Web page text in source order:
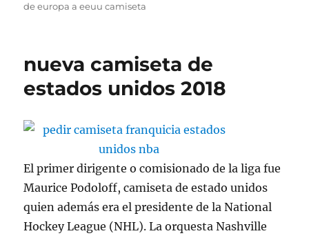
de europa a eeuu camiseta
nueva camiseta de
estados unidos 2018
El primer dirigente o comisionado de la liga fue
Maurice Podoloff, camiseta de estado unidos
quien además era el presidente de la National
Hockey League (NHL). La orquesta Nashville